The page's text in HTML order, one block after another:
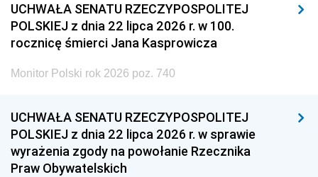
UCHWAŁA SENATU RZECZYPOSPOLITEJ
POLSKIEJ z dnia 22 lipca 2026 r. w 100.
rocznicę śmierci Jana Kasprowicza
Monitor Polski rok 2026 poz. 740
UCHWAŁA SENATU RZECZYPOSPOLITEJ
POLSKIEJ z dnia 22 lipca 2026 r. w sprawie
wyrażenia zgody na powołanie Rzecznika
Praw Obywatelskich